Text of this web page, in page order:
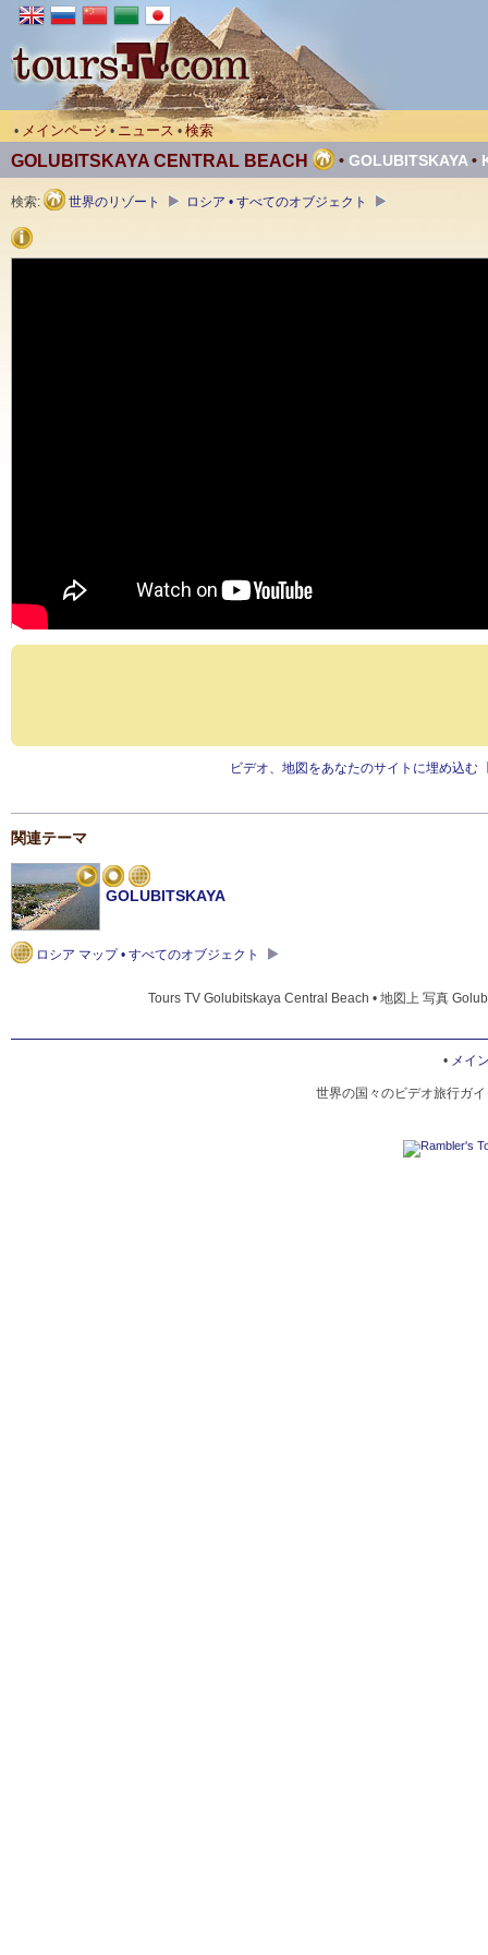
• メインページ • ニュース • 検索
GOLUBITSKAYA CENTRAL BEACH • GOLUBITSKAYA •
検索: 世界のリゾート ロシア • すべてのオブジェクト
ビデオ、地図をあなたのサイトに埋め込む
関連テーマ
GOLUBITSKAYA
ロシア マップ • すべてのオブジェクト
Tours TV Golubitskaya Central Beach • 地図上 写真
• メイ
世界の国々のビデオ旅行ガ